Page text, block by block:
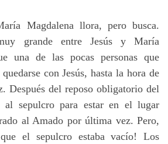
Magdalena llora, pero busca.
grande entre Jesús y María
una de las pocas personas que
con Jesús, hasta la hora de
Después del reposo obligatorio del
al sepulcro para estar en el lugar
al Amado por última vez. Pero,
el sepulcro estaba vacío! Los